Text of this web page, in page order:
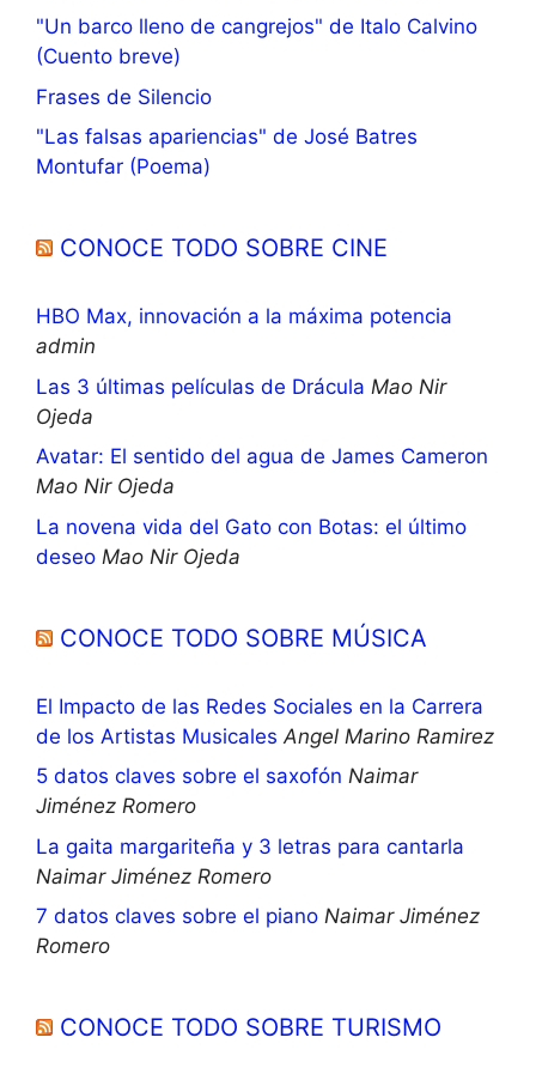
"Un barco lleno de cangrejos" de Italo Calvino
(Cuento breve)
Frases de Silencio
"Las falsas apariencias" de José Batres
Montufar (Poema)
CONOCE TODO SOBRE CINE
HBO Max, innovación a la máxima potencia
admin
Las 3 últimas películas de Drácula Mao Nir
Ojeda
Avatar: El sentido del agua de James Cameron
Mao Nir Ojeda
La novena vida del Gato con Botas: el último
deseo Mao Nir Ojeda
CONOCE TODO SOBRE MÚSICA
El Impacto de las Redes Sociales en la Carrera
de los Artistas Musicales Angel Marino Ramirez
5 datos claves sobre el saxofón Naimar
Jiménez Romero
La gaita margariteña y 3 letras para cantarla
Naimar Jiménez Romero
7 datos claves sobre el piano Naimar Jiménez
Romero
CONOCE TODO SOBRE TURISMO